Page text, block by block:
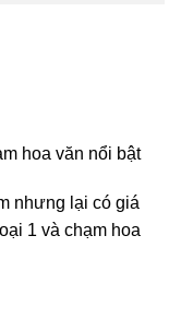
hoa văn nổi bật
nhưng lại có giá
1 và chạm hoa